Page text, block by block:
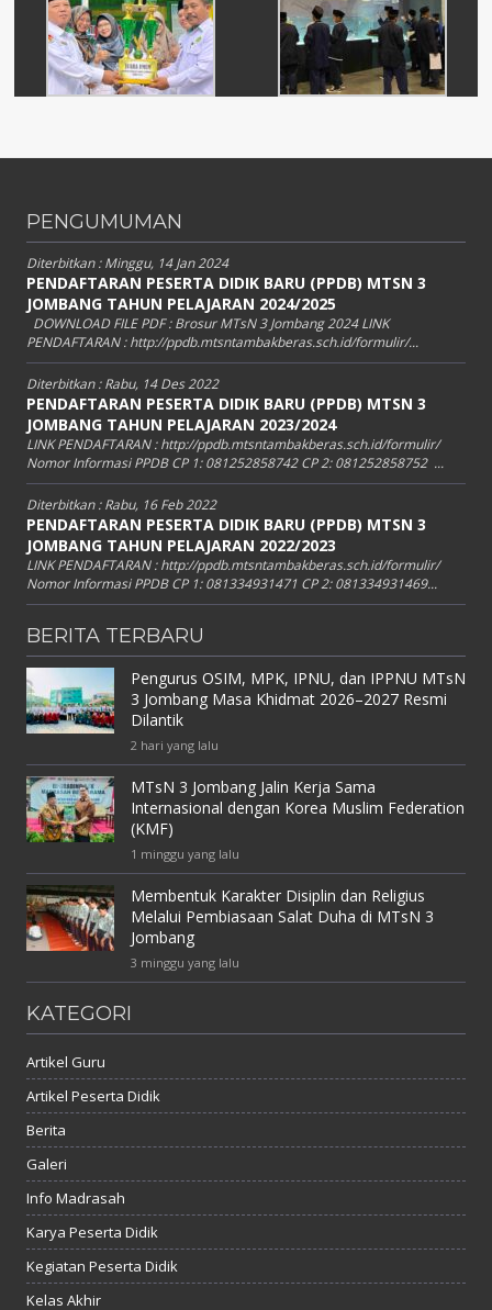
PENGUMUMAN
Diterbitkan :Minggu, 14 Jan 2024
PENDAFTARAN PESERTA DIDIK BARU (PPDB) MTSN 3
JOMBANG TAHUN PELAJARAN 2024/2025
DOWNLOAD FILE PDF : Brosur MTsN 3 Jombang 2024 LINK
PENDAFTARAN : http://ppdb.mtsntambakberas.sch.id/formulir/...
Diterbitkan :Rabu, 14 Des 2022
PENDAFTARAN PESERTA DIDIK BARU (PPDB) MTSN 3
JOMBANG TAHUN PELAJARAN 2023/2024
LINK PENDAFTARAN : http://ppdb.mtsntambakberas.sch.id/formulir/
Nomor Informasi PPDB CP 1: 081252858742 CP 2: 081252858752 ...
Diterbitkan :Rabu, 16 Feb 2022
PENDAFTARAN PESERTA DIDIK BARU (PPDB) MTSN 3
JOMBANG TAHUN PELAJARAN 2022/2023
LINK PENDAFTARAN : http://ppdb.mtsntambakberas.sch.id/formulir/
Nomor Informasi PPDB CP 1: 081334931471 CP 2: 081334931469...
BERITA TERBARU
Pengurus OSIM, MPK, IPNU, dan IPPNU MTsN
3 Jombang Masa Khidmat 2026–2027 Resmi
Dilantik
2 hari yang lalu
MTsN 3 Jombang Jalin Kerja Sama
Internasional dengan Korea Muslim Federation
(KMF)
1 minggu yang lalu
Membentuk Karakter Disiplin dan Religius
Melalui Pembiasaan Salat Duha di MTsN 3
Jombang
3 minggu yang lalu
KATEGORI
Artikel Guru
Artikel Peserta Didik
Berita
Galeri
Info Madrasah
Karya Peserta Didik
Kegiatan Peserta Didik
Kelas Akhir